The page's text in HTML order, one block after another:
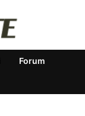
Forum